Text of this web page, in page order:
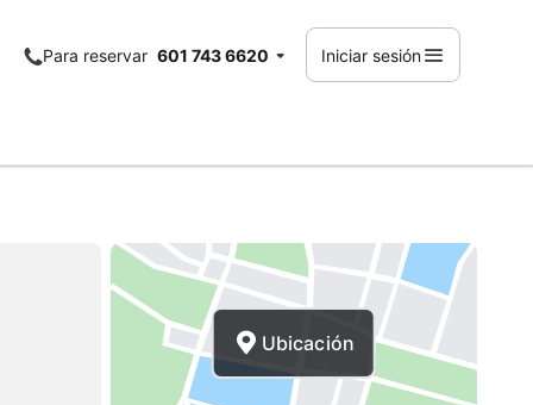
Para reservar 601 743 6620 Iniciar sesión
Ubicación